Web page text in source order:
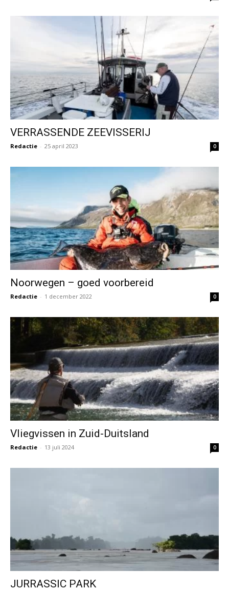
VERRASSENDE ZEEVISSERIJ
Redactie - 25 april 2023 0
Noorwegen – goed voorbereid
Redactie - 1 december 2022 0
Vliegvissen in Zuid-Duitsland
Redactie - 13 juli 2024 0
JURRASSIC PARK